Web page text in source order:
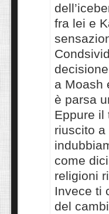
fra lei e
a Moash
è parsa
Eppure il
riuscito
come
religioni
Invece ti
del